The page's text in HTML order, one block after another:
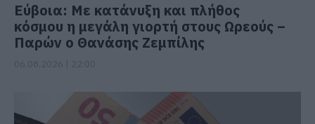
Εύβοια: Με κατάνυξη και πλήθος
κόσμου η μεγάλη γιορτή στους Ωρεούς –
Παρών ο Θανάσης Ζεμπίλης